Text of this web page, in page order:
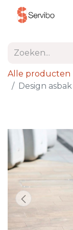
Alle producten
Design